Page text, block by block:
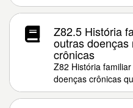
Z82.5 História
outras
crônicas
Z82 História
doenças crônicas